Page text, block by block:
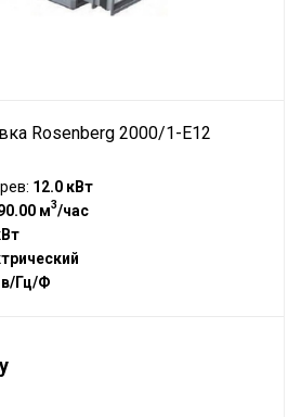
Rosenberg 2000/1-E12
12.0 кВт
м3/час
в/Гц/Ф